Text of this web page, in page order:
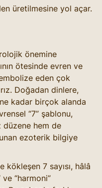
üretilmesine yol açar.
önemine
ötesinde evren ve
eden çok
Doğadan dinlere,
kadar birçok alanda
“7” şablonu,
hem de
ezoterik bilgiye
7 sayısı, hâlâ
“harmoni”